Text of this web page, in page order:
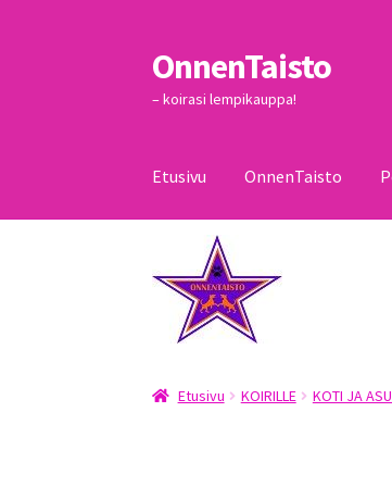
Siirry
navigointiin
Siirry
sisältöön
OnnenTaisto
– koirasi lempikauppa!
Etusivu OnnenTaisto
Kassa
Etusivu KOIRILLE KOTI JA